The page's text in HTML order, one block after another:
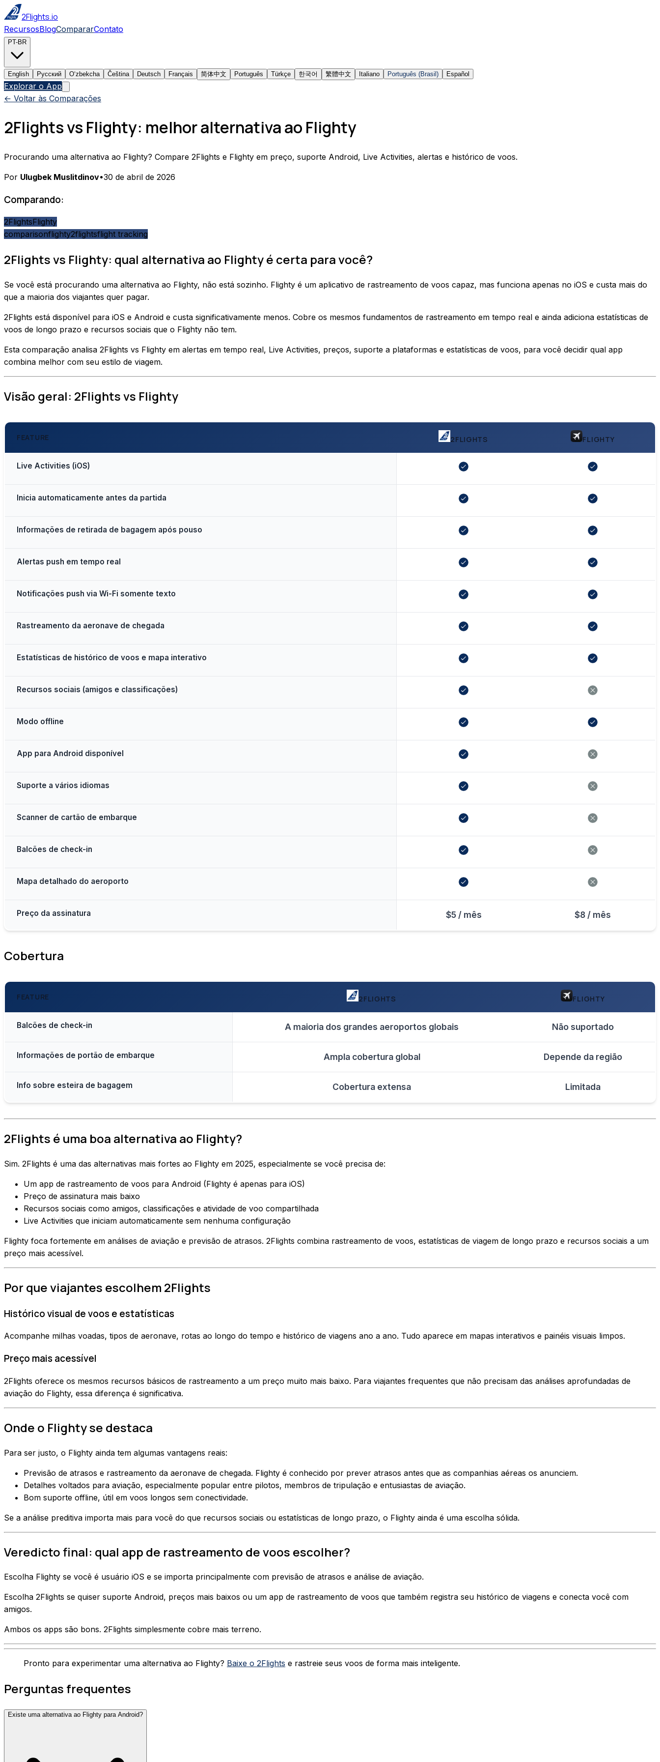
2Flights.io
RecursosBlogCompararContato
PT-BR
English Русский Oʻzbekcha Čeština Deutsch Français 简体中文 Português Türkçe 한국어 繁體中文 Italiano Português (Brasil) Español
Explorar o App
← Voltar às Comparações
2Flights vs Flighty: melhor alternativa ao Flighty
Procurando uma alternativa ao Flighty? Compare 2Flights e Flighty em preço, suporte Android, Live Activities, alertas e histórico de voos.
Por Ulugbek Muslitdinov•30 de abril de 2026
Comparando:
2FlightsFlighty
comparisonflighty2flightsflight tracking
2Flights vs Flighty: qual alternativa ao Flighty é certa para você?
Se você está procurando uma alternativa ao Flighty, não está sozinho. Flighty é um aplicativo de rastreamento de voos capaz, mas funciona apenas no iOS e custa mais do
que a maioria dos viajantes quer pagar.
2Flights está disponível para iOS e Android e custa significativamente menos. Cobre os mesmos fundamentos de rastreamento em tempo real e ainda adiciona estatísticas de
voos de longo prazo e recursos sociais que o Flighty não tem.
Esta comparação analisa 2Flights vs Flighty em alertas em tempo real, Live Activities, preços, suporte a plataformas e estatísticas de voos, para você decidir qual app
combina melhor com seu estilo de viagem.
Visão geral: 2Flights vs Flighty
FEATURE 2FLIGHTS FLIGHTY
Live Activities (iOS)
Inicia automaticamente antes da partida
Informações de retirada de bagagem após pouso
Alertas push em tempo real
Notificações push via Wi-Fi somente texto
Rastreamento da aeronave de chegada
Estatísticas de histórico de voos e mapa interativo
Recursos sociais (amigos e classificações)
Modo offline
App para Android disponível
Suporte a vários idiomas
Scanner de cartão de embarque
Balcões de check-in
Mapa detalhado do aeroporto
Preço da assinatura $5 / mês $8 / mês
Cobertura
FEATURE 2FLIGHTS FLIGHTY
Balcões de check-in A maioria dos grandes aeroportos globais Não suportado
Informações de portão de embarque Ampla cobertura global Depende da região
Info sobre esteira de bagagem Cobertura extensa Limitada
2Flights é uma boa alternativa ao Flighty?
Sim. 2Flights é uma das alternativas mais fortes ao Flighty em 2025, especialmente se você precisa de:
Um app de rastreamento de voos para Android (Flighty é apenas para iOS)
Preço de assinatura mais baixo
Recursos sociais como amigos, classificações e atividade de voo compartilhada
Live Activities que iniciam automaticamente sem nenhuma configuração
Flighty foca fortemente em análises de aviação e previsão de atrasos. 2Flights combina rastreamento de voos, estatísticas de viagem de longo prazo e recursos sociais a um
preço mais acessível.
Por que viajantes escolhem 2Flights
Histórico visual de voos e estatísticas
Acompanhe milhas voadas, tipos de aeronave, rotas ao longo do tempo e histórico de viagens ano a ano. Tudo aparece em mapas interativos e painéis visuais limpos.
Preço mais acessível
2Flights oferece os mesmos recursos básicos de rastreamento a um preço muito mais baixo. Para viajantes frequentes que não precisam das análises aprofundadas de
aviação do Flighty, essa diferença é significativa.
Onde o Flighty se destaca
Para ser justo, o Flighty ainda tem algumas vantagens reais:
Previsão de atrasos e rastreamento da aeronave de chegada. Flighty é conhecido por prever atrasos antes que as companhias aéreas os anunciem.
Detalhes voltados para aviação, especialmente popular entre pilotos, membros de tripulação e entusiastas de aviação.
Bom suporte offline, útil em voos longos sem conectividade.
Se a análise preditiva importa mais para você do que recursos sociais ou estatísticas de longo prazo, o Flighty ainda é uma escolha sólida.
Veredicto final: qual app de rastreamento de voos escolher?
Escolha Flighty se você é usuário iOS e se importa principalmente com previsão de atrasos e análise de aviação.
Escolha 2Flights se quiser suporte Android, preços mais baixos ou um app de rastreamento de voos que também registra seu histórico de viagens e conecta você com
amigos.
Ambos os apps são bons. 2Flights simplesmente cobre mais terreno.
Pronto para experimentar uma alternativa ao Flighty? Baixe o 2Flights e rastreie seus voos de forma mais inteligente.
Perguntas frequentes
Existe uma alternativa ao Flighty para Android?